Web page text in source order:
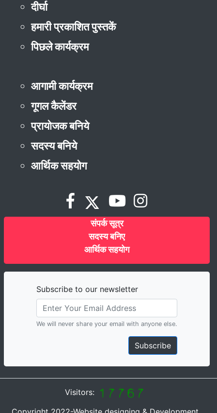
दीर्घा
हमारी प्रकाशित पुस्तकें
पिछले कार्यक्रम
आगामी कार्यक्रम
गूगल कैलेंडर
प्रायोजक बनिये
सदस्य बनिये
आर्थिक सहयोग
संपर्क सूत्र
सदस्य बनिए
आर्थिक सहयोग
Subscribe to our newsletter
We will never share your email with anyone else.
Subscribe
Visitors: